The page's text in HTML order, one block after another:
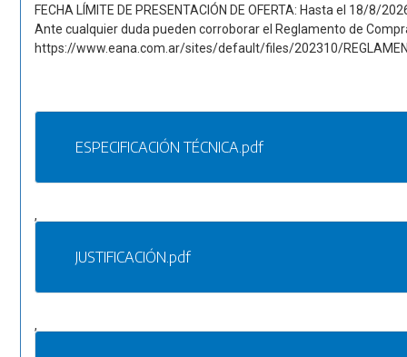
FECHA LÍMITE DE PRESENTACIÓN DE OFERTA: Hasta el 18/8/
Ante cualquier duda pueden corroborar el Reglamento de
https://www.eana.com.ar/sites/default/files/202310/
ESPECIFICACIÓN TÉCNICA.pdf
,
JUSTIFICACIÓN.pdf
,